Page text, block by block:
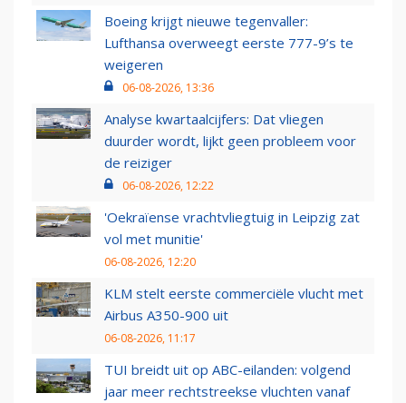
Boeing krijgt nieuwe tegenvaller:
Lufthansa overweegt eerste 777-9’s te
weigeren
06-08-2026, 13:36
Analyse kwartaalcijfers: Dat vliegen
duurder wordt, lijkt geen probleem voor
de reiziger
06-08-2026, 12:22
'Oekraïense vrachtvliegtuig in Leipzig zat
vol met munitie'
06-08-2026, 12:20
KLM stelt eerste commerciële vlucht met
Airbus A350-900 uit
06-08-2026, 11:17
TUI breidt uit op ABC-eilanden: volgend
jaar meer rechtstreekse vluchten vanaf